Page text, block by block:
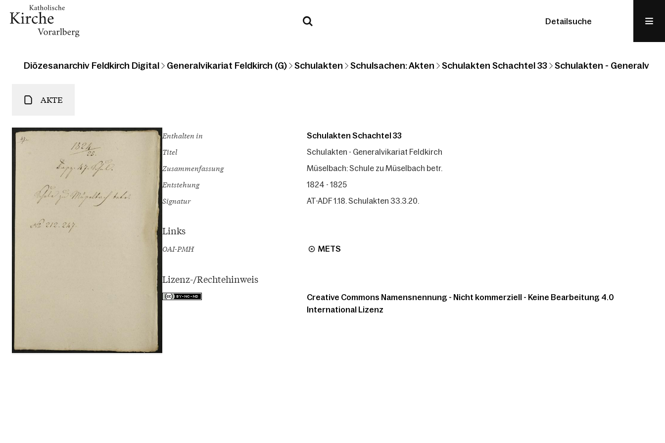
Detailsuche
Diözesanarchiv Feldkirch Digital Generalvikariat Feldkirch (G) Schulakten Schulsachen: Akten Schulakten Schachtel 33 Schulakten -
AKTE
Enthalten in Schulakten Schachtel 33
Titel Schulakten - Generalvikariat Feldkirch
Zusammenfassung Müselbach: Schule zu Müselbach betr.
Entstehung 1824 - 1825
Signatur AT-ADF 1.18. Schulakten 33.3.20.
Links
OAI-PMH METS
Lizenz-/Rechtehinweis
Creative Commons Namensnennung - Nicht kommerziell - Keine Bearbeitung 4.0
International Lizenz